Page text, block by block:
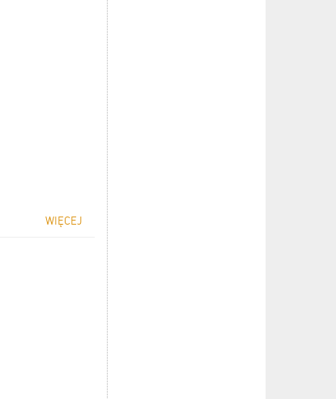
WIĘCEJ